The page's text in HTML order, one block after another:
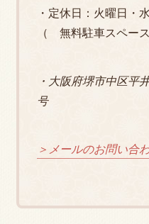
・定休日：火曜日・
（ 無料駐車スペー
・大阪府堺市中区
号
＞メールのお問い合